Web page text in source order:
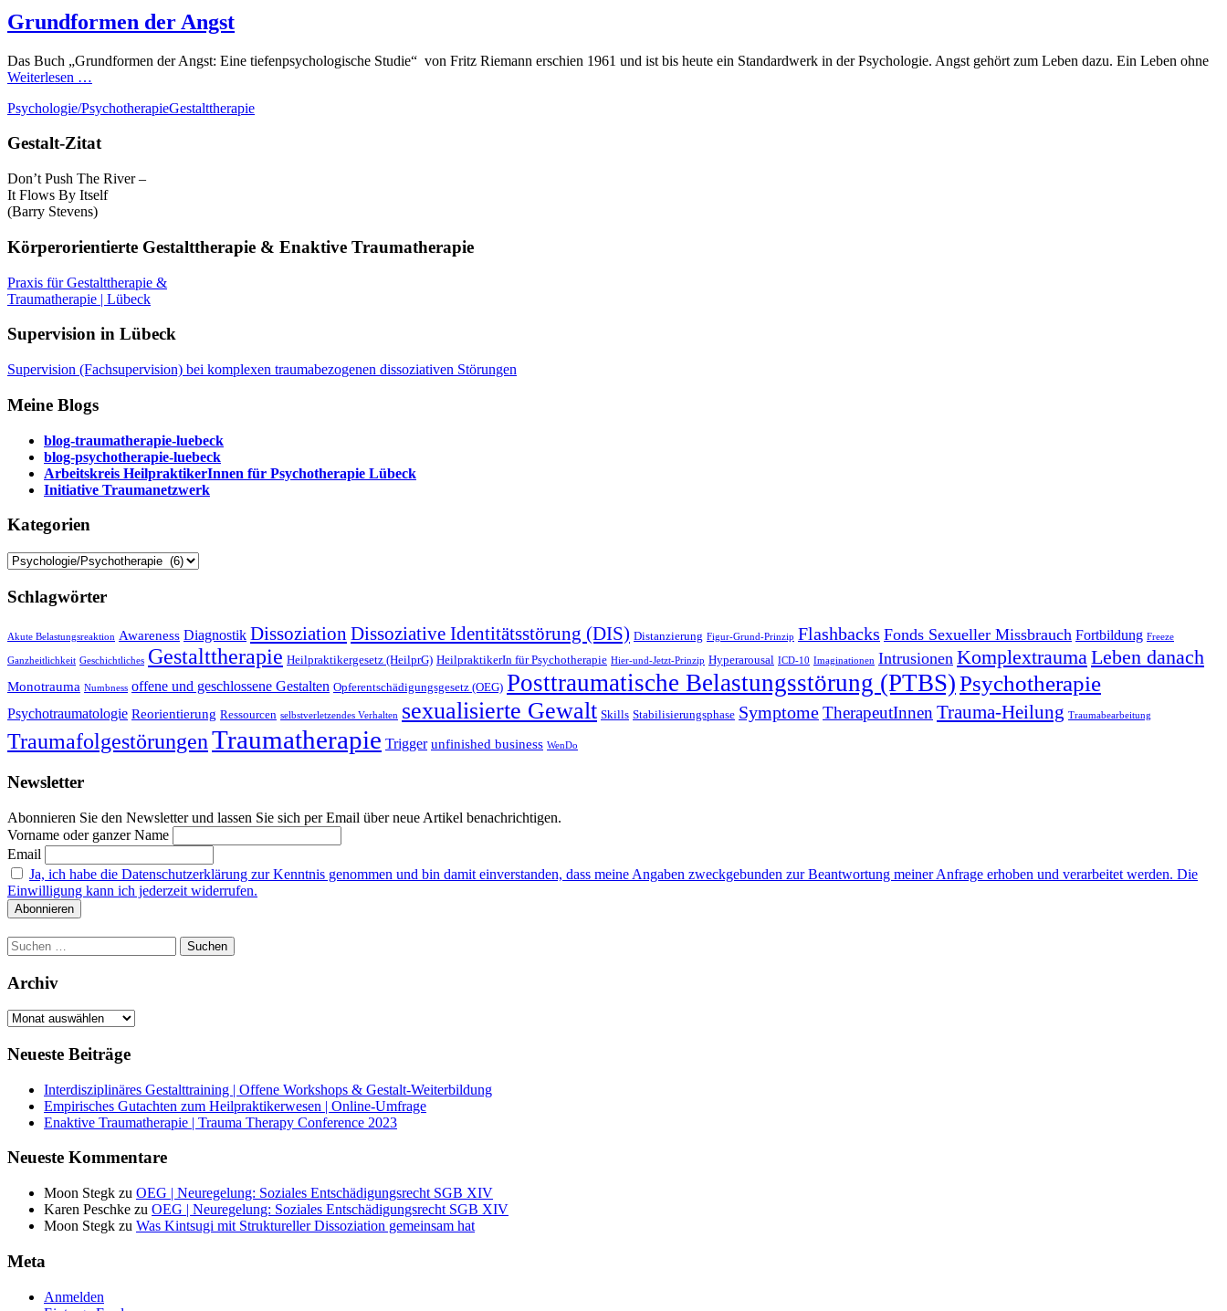
Grundformen der Angst
Das Buch „Grundformen der Angst: Eine tiefenpsychologische Studie“ von Fritz Riemann erschien 1961 und ist bis heute ein Standardwerk in der Psychologie. Angst gehört zum Leben dazu. Ein Leben ohne
Weiterlesen …
Psychologie/PsychotherapieGestalttherapie
Gestalt-Zitat
Don’t Push The River –
It Flows By Itself
(Barry Stevens)
Körperorientierte Gestalttherapie & Enaktive Traumatherapie
Praxis für Gestalttherapie &
Traumatherapie | Lübeck
Supervision in Lübeck
Supervision (Fachsupervision) bei komplexen traumabezogenen dissoziativen Störungen
Meine Blogs
blog-traumatherapie-luebeck
blog-psychotherapie-luebeck
Arbeitskreis HeilpraktikerInnen für Psychotherapie Lübeck
Initiative Traumanetzwerk
Kategorien
Kategorien
Schlagwörter
Akute Belastungsreaktion Awareness Diagnostik Dissoziation Dissoziative Identitätsstörung (DIS) Distanzierung Figur-Grund-Prinzip Flashbacks Fonds Sexueller Missbrauch Fortbildung Freeze
Ganzheitlichkeit Geschichtliches Gestalttherapie Heilpraktikergesetz (HeilprG) HeilpraktikerIn für Psychotherapie Hier-und-Jetzt-Prinzip Hyperarousal ICD-10 Imaginationen Intrusionen KomplextraumaLeben danach
Monotrauma Numbness offene und geschlossene Gestalten Opferentschädigungsgesetz (OEG) Posttraumatische Belastungsstörung (PTBS)Psychotherapie
Psychotraumatologie Reorientierung Ressourcen selbstverletzendes Verhalten sexualisierte Gewalt Skills Stabilisierungsphase SymptomeTherapeutInnenTrauma-Heilung Traumabearbeitung
TraumafolgestörungenTraumatherapie Trigger unfinished business WenDo
Newsletter
Abonnieren Sie den Newsletter und lassen Sie sich per Email über neue Artikel benachrichtigen.
Vorname oder ganzer Name
Email
Ja, ich habe die Datenschutzerklärung zur Kenntnis genommen und bin damit einverstanden, dass meine Angaben zweckgebunden zur Beantwortung meiner Anfrage erhoben und verarbeitet werden. Die
Einwilligung kann ich jederzeit widerrufen.
Suchen
nach:
Archiv
Archiv
Neueste Beiträge
Interdisziplinäres Gestalttraining | Offene Workshops & Gestalt-Weiterbildung
Empirisches Gutachten zum Heilpraktikerwesen | Online-Umfrage
Enaktive Traumatherapie | Trauma Therapy Conference 2023
Neueste Kommentare
Moon Stegk zu OEG | Neuregelung: Soziales Entschädigungsrecht SGB XIV
Karen Peschke zu OEG | Neuregelung: Soziales Entschädigungsrecht SGB XIV
Moon Stegk zu Was Kintsugi mit Struktureller Dissoziation gemeinsam hat
Meta
Anmelden